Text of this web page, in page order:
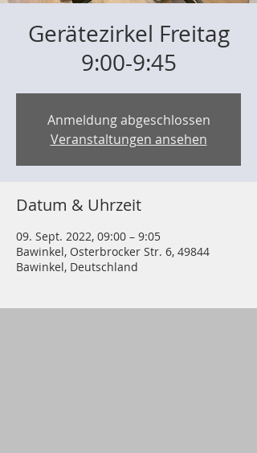
Gerätezirkel Freitag
9:00-9:45
Anmeldung abgeschlossen
Veranstaltungen ansehen
Datum & Uhrzeit
09. Sept. 2022, 09:00 – 9:05
Bawinkel, Osterbrocker Str. 6, 49844
Bawinkel, Deutschland